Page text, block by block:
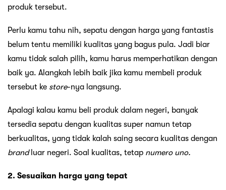
produk tersebut.
Perlu kamu tahu nih, sepatu dengan harga yang fantastis
belum tentu memiliki kualitas yang bagus pula. Jadi biar
kamu tidak salah pilih, kamu harus memperhatikan dengan
baik ya. Alangkah lebih baik jika kamu membeli produk
tersebut ke store-nya langsung.
Apalagi kalau kamu beli produk dalam negeri, banyak
tersedia sepatu dengan kualitas super namun tetap
berkualitas, yang tidak kalah saing secara kualitas dengan
brandluar negeri. Soal kualitas, tetap numero uno.
2. Sesuaikan harga yang tepat